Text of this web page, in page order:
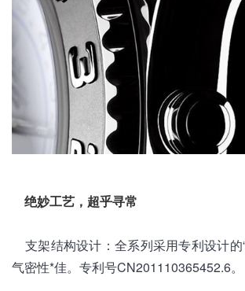
绝妙工艺，超乎寻常
支架结构设计：全系列采用专利设计的
气密性*佳。专利号CN201110365452.6。